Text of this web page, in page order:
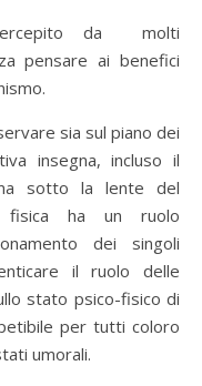
da molti
pensare ai benefici
sia sul piano dei
insegna, incluso il
sotto la lente del
fisica ha un ruolo
dei singoli
il ruolo delle
stato psico-fisico di
per tutti coloro
umorali.